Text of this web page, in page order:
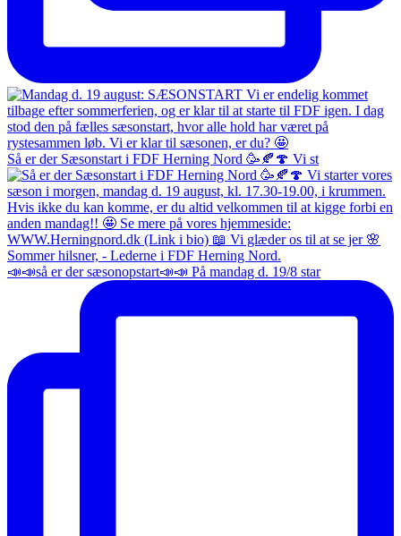
Så er der Sæsonstart i FDF Herning Nord 🥳🍂🍄 Vi st
📣📣så er der sæsonopstart📣📣 På mandag d. 19/8 star